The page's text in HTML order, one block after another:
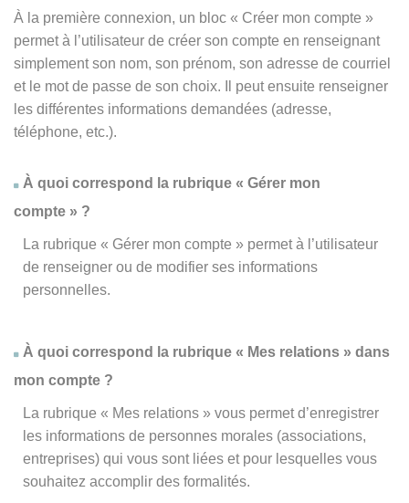
À la première connexion, un bloc « Créer mon compte »
permet à l’utilisateur de créer son compte en renseignant
simplement son nom, son prénom, son adresse de courriel
et le mot de passe de son choix. Il peut ensuite renseigner
les différentes informations demandées (adresse,
téléphone, etc.).
À quoi correspond la rubrique « Gérer mon
compte » ?
La rubrique « Gérer mon compte » permet à l’utilisateur
de renseigner ou de modifier ses informations
personnelles.
À quoi correspond la rubrique « Mes relations » dans
mon compte ?
La rubrique « Mes relations » vous permet d’enregistrer
les informations de personnes morales (associations,
entreprises) qui vous sont liées et pour lesquelles vous
souhaitez accomplir des formalités.